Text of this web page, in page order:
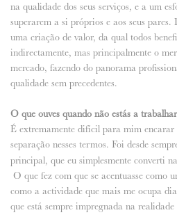
na qualidade dos seus serviços, e a um
superarem a si próprios e aos seus pares.
uma criação de valor, da qual todos
indirectamente, mas principalmente o
mercado, fazendo do panorama
qualidade sem precedentes.
O que ouves quando não estás a
É extremamente difícil para mim encarar
separação nesses termos. Foi desde
principal, que eu simplesmente converti
O que fez com que se acentuasse como
como a actividade que mais me ocupa
que está sempre impregnada na